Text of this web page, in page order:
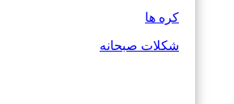
کره ها
شکلات صبحانه